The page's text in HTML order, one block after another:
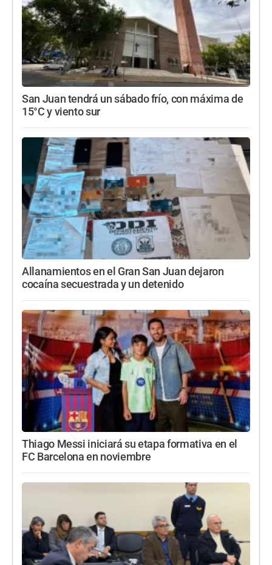
San Juan tendrá un sábado frío, con máxima de
15°C y viento sur
Allanamientos en el Gran San Juan dejaron
cocaína secuestrada y un detenido
Thiago Messi iniciará su etapa formativa en el
FC Barcelona en noviembre